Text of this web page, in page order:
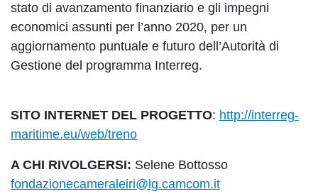
stato di avanzamento finanziario e gli impegni
economici assunti per l’anno 2020, per un
aggiornamento puntuale e futuro dell’Autorità di
Gestione del programma Interreg.
SITO INTERNET DEL PROGETTO: http://interreg-
maritime.eu/web/treno
A CHI RIVOLGERSI: Selene Bottosso
fondazionecameraleiri@lg.camcom.it